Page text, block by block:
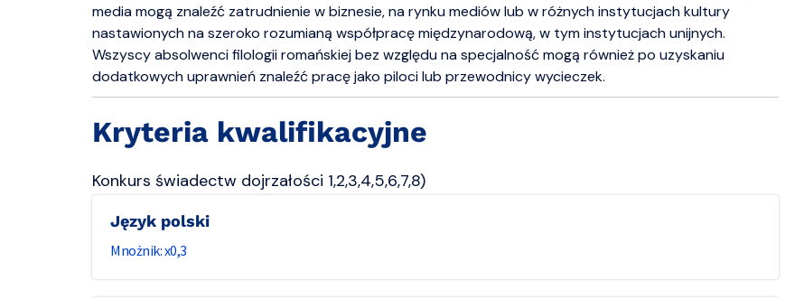
media mogą znaleźć zatrudnienie w biznesie, na rynku mediów lub w różnych instytucjach kultury
nastawionych na szeroko rozumianą współpracę międzynarodową, w tym instytucjach unijnych.
Wszyscy absolwenci filologii romańskiej bez względu na specjalność mogą również po uzyskaniu
dodatkowych uprawnień znaleźć pracę jako piloci lub przewodnicy wycieczek.
Kryteria kwalifikacyjne
Konkurs świadectw dojrzałości 1,2,3,4,5,6,7,8)
Język polski
0,3